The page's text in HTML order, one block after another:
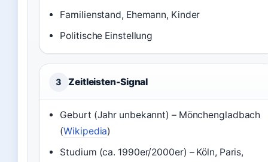
Familienstand, Ehemann, Kinder
Politische Einstellung
3 Zeitleisten-Signal
Geburt (Jahr unbekannt) – Mönchengladbach
(Wikipedia)
Studium (ca. 1990er/2000er) – Köln, Paris,